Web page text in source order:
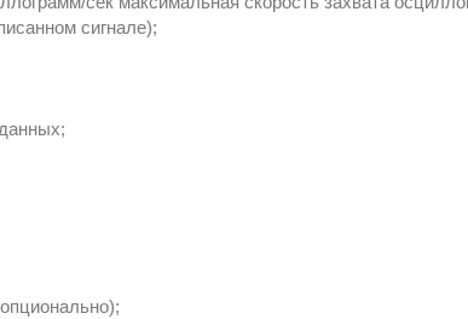
сигнале);